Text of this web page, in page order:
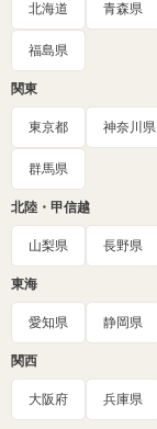
北海道 青森県
福島県
関東
東京都 神奈川県
群馬県
北陸・甲信越
山梨県 長野県
東海
愛知県 静岡県
関西
大阪府 兵庫県